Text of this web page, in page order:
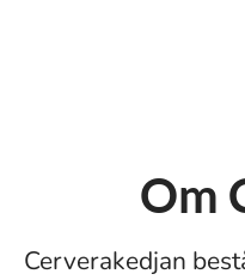
Om
Cerverakedjan